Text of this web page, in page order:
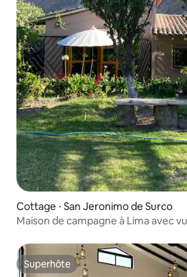
Cottage ⋅ San Jeronimo de Surco
Maison de campagne à Lima avec
Superhôte
Superhôte